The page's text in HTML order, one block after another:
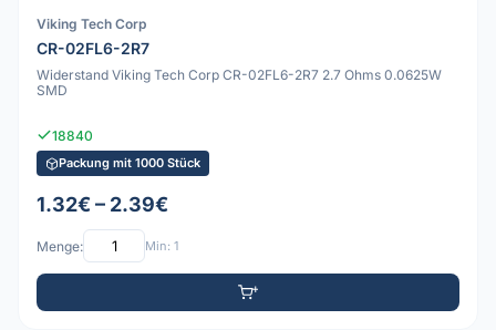
Viking Tech Corp
CR-02FL6-2R7
Widerstand Viking Tech Corp CR-02FL6-2R7 2.7 Ohms 0.0625W
SMD
18840
Packung mit 1000 Stück
1.32€ – 2.39€
Menge: Min: 1